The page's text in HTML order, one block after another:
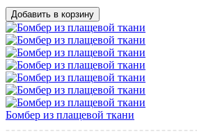
Добавить в корзину
Бомбер из плащевой ткани